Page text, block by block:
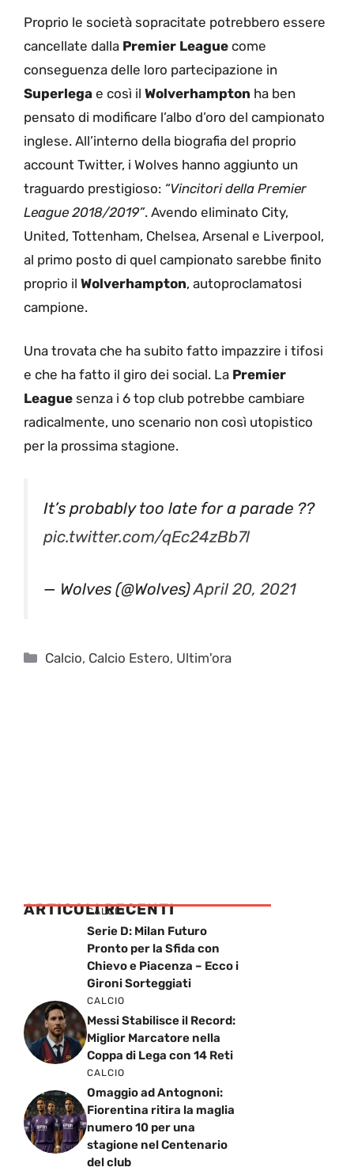
Proprio le società sopracitate potrebbero essere
cancellate dalla Premier League come
conseguenza delle loro partecipazione in
Superlega e così il Wolverhampton ha ben
pensato di modificare l’albo d’oro del campionato
inglese. All’interno della biografia del proprio
account Twitter, i Wolves hanno aggiunto un
traguardo prestigioso: “Vincitori della Premier
League 2018/2019”. Avendo eliminato City,
United, Tottenham, Chelsea, Arsenal e Liverpool,
al primo posto di quel campionato sarebbe finito
proprio il Wolverhampton, autoproclamatosi
campione.
Una trovata che ha subito fatto impazzire i tifosi
e che ha fatto il giro dei social. La Premier
League senza i 6 top club potrebbe cambiare
radicalmente, uno scenario non così utopistico
per la prossima stagione.
It’s probably too late for a parade ??
pic.twitter.com/qEc24zBb7l
— Wolves (@Wolves)April 20, 2021
Categorie
Calcio, Calcio Estero, Ultim'ora
ARTICOLI RECENTI
CALCIO
Serie D: Milan Futuro
Pronto per la Sfida con
Chievo e Piacenza – Ecco i
Gironi Sorteggiati
CALCIO
Messi Stabilisce il Record:
Miglior Marcatore nella
Coppa di Lega con 14 Reti
CALCIO
Omaggio ad Antognoni:
Fiorentina ritira la maglia
numero 10 per una
stagione nel Centenario
del club